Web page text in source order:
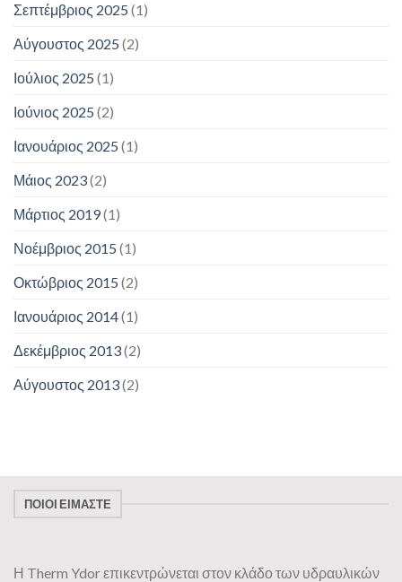
Σεπτέμβριος 2025 (1)
Αύγουστος 2025 (2)
Ιούλιος 2025 (1)
Ιούνιος 2025 (2)
Ιανουάριος 2025 (1)
Μάιος 2023(2)
Μάρτιος 2019(1)
Νοέμβριος 2015 (1)
Οκτώβριος 2015 (2)
Ιανουάριος 2014(1)
Δεκέμβριος 2013(2)
Αύγουστος 2013(2)
ΠΟΙΟΙ ΕΊΜΑΣΤΕ
Η Therm Ydor επικεντρώνεται στον κλάδο των υδραυλικών